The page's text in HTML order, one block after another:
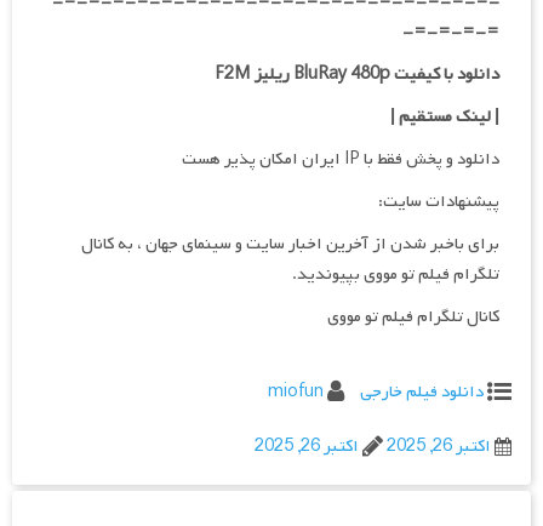
=-=-=-=-
دانلود با کیفیت BluRay 480p ریلیز F2M
| لینک مستقیم |
دانلود و پخش فقط با IP ایران امکان پذیر هست
پیشنهادات سایت:
برای باخبر شدن از آخرین اخبار سایت و سینمای جهان ، به کانال
تلگرام فیلم تو مووی بپیوندید.
کانال تلگرام فیلم تو مووی
دانلود فیلم خارجی
miofun
اکتبر 26, 2025
اکتبر 26, 2025